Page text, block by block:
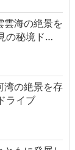
雲海の絶景を
の秘境ド…
湾の絶景を存
ライブ